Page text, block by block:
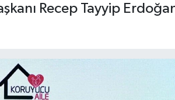
Recep Tayyip